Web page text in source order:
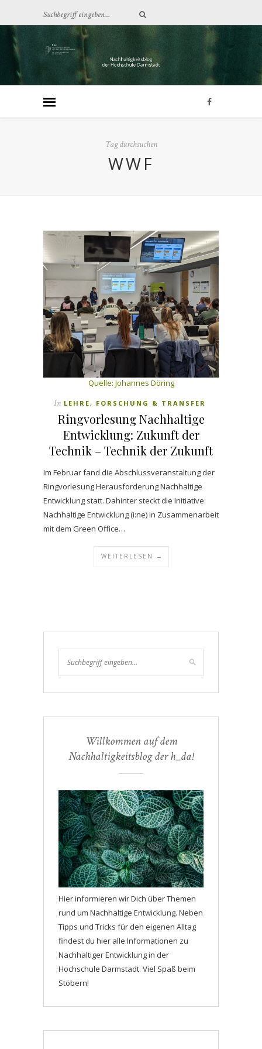
Tag durchsuchen
WWF
Quelle: Johannes Döring
In LEHRE, FORSCHUNG & TRANSFER
Ringvorlesung Nachhaltige
Entwicklung: Zukunft der
Technik – Technik der Zukunft
Im Februar fand die Abschlussveranstaltung der
Ringvorlesung Herausforderung Nachhaltige
Entwicklung statt. Dahinter steckt die Initiative:
Nachhaltige Entwicklung (i:ne) in Zusammenarbeit
mit dem Green Office…
WEITERLESEN →
Willkommen auf dem
Nachhaltigkeitsblog der h_da!
Hier informieren wir Dich über Themen
rund um Nachhaltige Entwicklung. Neben
Tipps und Tricks für den eigenen Alltag
findest du hier alle Informationen zu
Nachhaltiger Entwicklung in der
Hochschule Darmstadt. Viel Spaß beim
Stöbern!